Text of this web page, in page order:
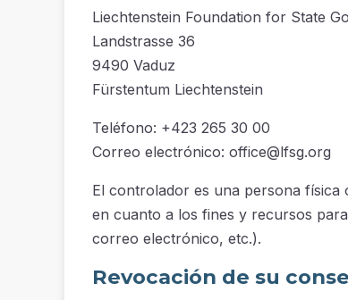
Liechtenstein Foundation for State
Landstrasse 36
9490 Vaduz
Fürstentum Liechtenstein
Teléfono: +423 265 30 00
Correo electrónico: office@lfsg.org
El controlador es una persona física
en cuanto a los fines y recursos
correo electrónico, etc.).
Revocación de su